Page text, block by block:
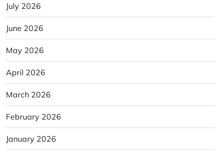
July 2026
June 2026
May 2026
April 2026
March 2026
February 2026
January 2026